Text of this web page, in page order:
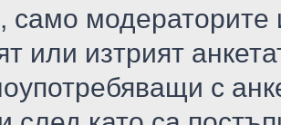
само
или изтрият
с